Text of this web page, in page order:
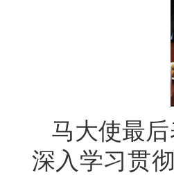
马大使最
深入学习贯